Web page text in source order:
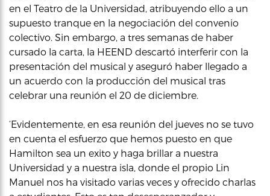
en el Teatro de la Universidad, atribuyendo ello a un
supuesto tranque en la negociación del convenio
colectivo. Sin embargo, a tres semanas de haber
cursado la carta, la HEEND descartó interferir con la
presentación del musical y aseguró haber llegado a
un acuerdo con la producción del musical tras
celebrar una reunión el 20 de diciembre.
‘Evidentemente, en esa reunión del jueves no se tuvo
en cuenta el esfuerzo que hemos puesto en que
Hamilton sea un exito y haga brillar a nuestra
Universidad y a nuestra isla, donde el propio Lin
Manuel nos ha visitado varias veces y ofrecido charlas